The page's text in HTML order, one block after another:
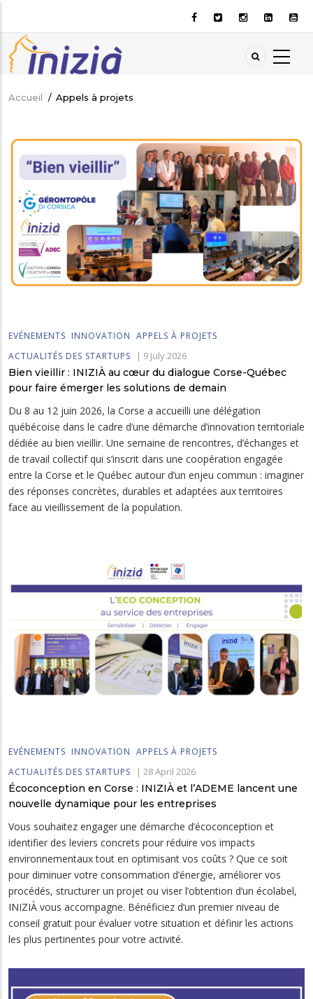
contenu
principal
Fil
Accueil / Appels à projets
EVÉNEMENTS INNOVATION APPELS À PROJETS
ACTUALITÉS DES STARTUPS
| 9 July 2026
Bien vieillir : INIZIÀ au cœur du dialogue Corse-Québec
pour faire émerger les solutions de demain
Du 8 au 12 juin 2026, la Corse a accueilli une délégation
québécoise dans le cadre d’une démarche d’innovation territoriale
dédiée au bien vieillir. Une semaine de rencontres, d’échanges et
de travail collectif qui s’inscrit dans une coopération engagée
entre la Corse et le Québec autour d’un enjeu commun : imaginer
des réponses concrètes, durables et adaptées aux territoires
face au vieillissement de la population.
EVÉNEMENTS INNOVATION APPELS À PROJETS
ACTUALITÉS DES STARTUPS
| 28 April 2026
Écoconception en Corse : INIZIÀ et l’ADEME lancent une
nouvelle dynamique pour les entreprises
Vous souhaitez engager une démarche d’écoconception et
identifier des leviers concrets pour réduire vos impacts
environnementaux tout en optimisant vos coûts ? Que ce soit
pour diminuer votre consommation d’énergie, améliorer vos
procédés, structurer un projet ou viser l’obtention d’un écolabel,
INIZIÀ vous accompagne. Bénéficiez d’un premier niveau de
conseil gratuit pour évaluer votre situation et définir les actions
les plus pertinentes pour votre activité.